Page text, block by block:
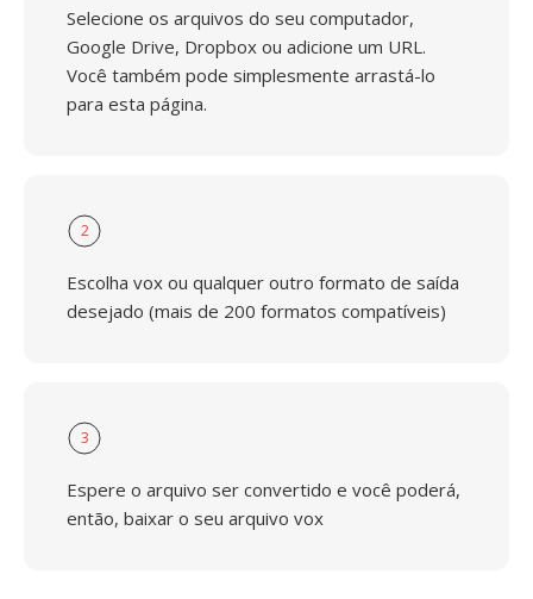
Selecione os arquivos do seu computador,
Google Drive, Dropbox ou adicione um URL.
Você também pode simplesmente arrastá-lo
para esta página.
2
Escolha vox ou qualquer outro formato de saída
desejado (mais de 200 formatos compatíveis)
3
Espere o arquivo ser convertido e você poderá,
então, baixar o seu arquivo vox